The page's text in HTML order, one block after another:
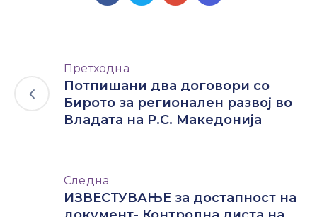
Претходна
Потпишани два договори со
Бирото за регионален развој во
Владата на Р.С. Македонија
Следна
ИЗВЕСТУВАЊЕ за достапност на